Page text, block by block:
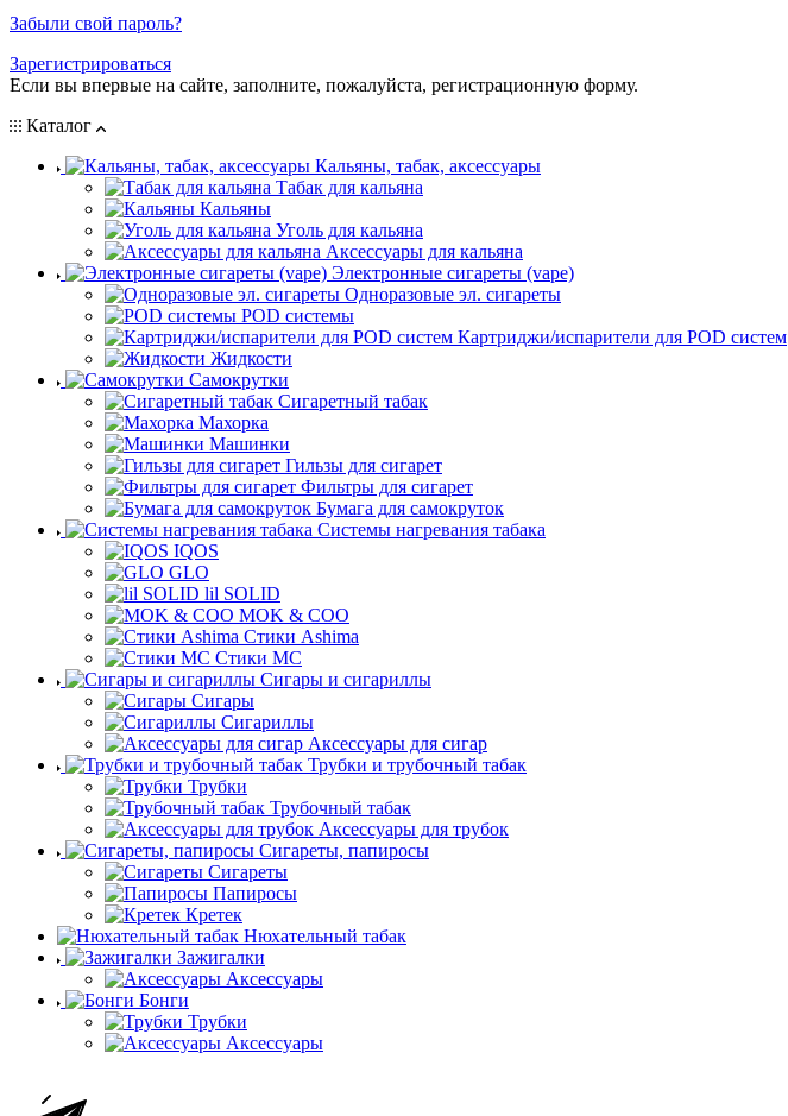
Забыли свой пароль?
Зарегистрироваться
Если вы впервые на сайте, заполните, пожалуйста, регистрационную форму.
Каталог
Кальяны, табак, аксессуары
Табак для кальяна
Кальяны
Уголь для кальяна
Аксессуары для кальяна
Электронные сигареты (vape)
Одноразовые эл. сигареты
POD системы
Картриджи/испарители для POD систем
Жидкости
Самокрутки
Сигаретный табак
Махорка
Машинки
Гильзы для сигарет
Фильтры для сигарет
Бумага для самокруток
Системы нагревания табака
IQOS
GLO
lil SOLID
MOK & COO
Стики Ashima
Стики MC
Сигары и сигариллы
Сигары
Сигариллы
Аксессуары для сигар
Трубки и трубочный табак
Трубки
Трубочный табак
Аксессуары для трубок
Сигареты, папиросы
Сигареты
Папиросы
Кретек
Нюхательный табак
Зажигалки
Аксессуары
Бонги
Трубки
Аксессуары